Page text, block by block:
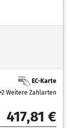
EC-Karte
Weitere Zahlarten
417,81 €